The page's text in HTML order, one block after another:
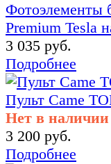
Фотоэлементы
Premium Tesla
3 035 руб.
Подробнее
Пульт Came
Нет в наличии
3 200 руб.
Подробнее